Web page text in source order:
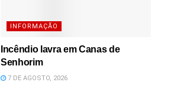
INFORMAÇÃO
Incêndio lavra em Canas de
Senhorim
7 DE AGOSTO, 2026